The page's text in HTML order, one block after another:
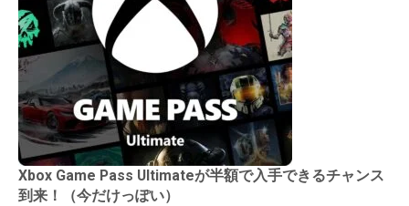
Xbox Game Pass Ultimateが半額で入手できるチャンス
到来！（今だけっぽい）